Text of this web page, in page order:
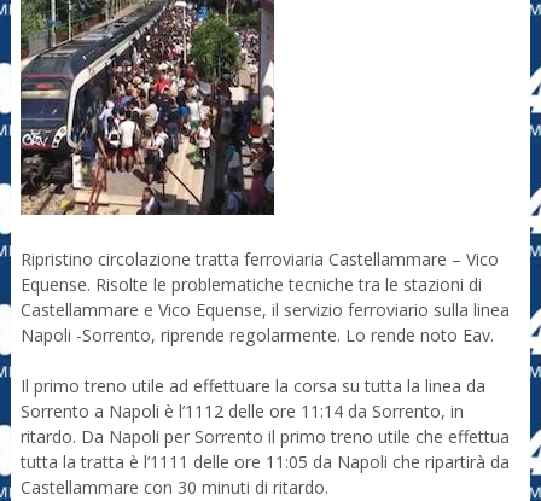
Ripristino circolazione tratta ferroviaria Castellammare – Vico
Equense. Risolte le problematiche tecniche tra le stazioni di
Castellammare e Vico Equense, il servizio ferroviario sulla linea
Napoli -Sorrento, riprende regolarmente. Lo rende noto Eav.
Il primo treno utile ad effettuare la corsa su tutta la linea da
Sorrento a Napoli è l’1112 delle ore 11:14 da Sorrento, in
ritardo. Da Napoli per Sorrento il primo treno utile che effettua
tutta la tratta è l’1111 delle ore 11:05 da Napoli che ripartirà da
Castellammare con 30 minuti di ritardo.